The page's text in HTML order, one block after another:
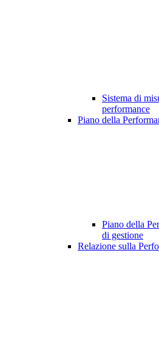
Sistema di
performance
Piano della
Piano della
di gestione
Relazione sulla